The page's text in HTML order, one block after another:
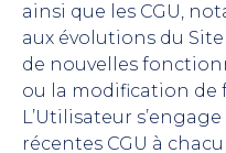
ainsi que les CGU,
aux évolutions du
de nouvelles
ou la modification de
L’Utilisateur
récentes CGU à